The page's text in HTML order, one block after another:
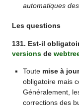
automatiques des
Les questions
131. Est-il
versions de
Toute mise à jour
obligatoire mais
Généralement,
corrections des